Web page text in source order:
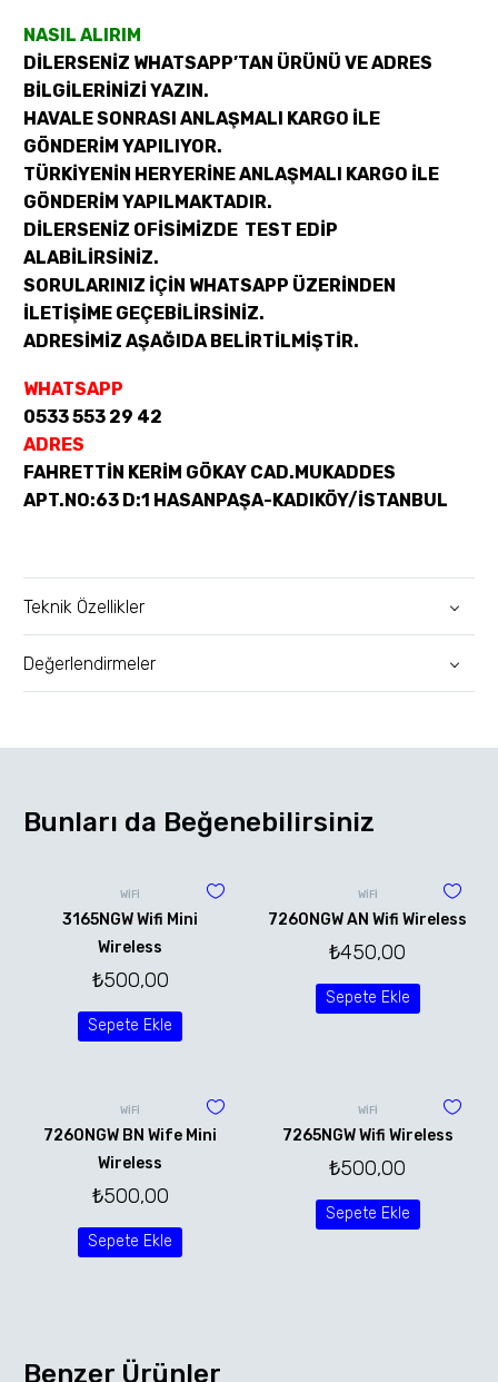
NASIL ALIRIM
DİLERSENİZ WHATSAPP’TAN ÜRÜNÜ VE ADRES
BİLGİLERİNİZİ YAZIN.
HAVALE SONRASI ANLAŞMALI KARGO İLE
GÖNDERİM YAPILIYOR.
TÜRKİYENİN HERYERİNE ANLAŞMALI KARGO İLE
GÖNDERİM YAPILMAKTADIR.
DİLERSENİZ OFİSİMİZDE TEST EDİP
ALABİLİRSİNİZ.
SORULARINIZ İÇİN WHATSAPP ÜZERİNDEN
İLETİŞİME GEÇEBİLİRSİNİZ.
ADRESİMİZ AŞAĞIDA BELİRTİLMİŞTİR.
WHATSAPP
0533 553 29 42
ADRES
FAHRETTİN KERİM GÖKAY CAD.MUKADDES
APT.NO:63 D:1 HASANPAŞA-KADIKÖY/İSTANBUL
Teknik Özellikler
Değerlendirmeler
Bunları da Beğenebilirsiniz
WİFİ
3165NGW Wifi Mini
Wireless
₺500,00
Sepete Ekle
WİFİ
7260NGW AN Wifi Wireless
₺450,00
Sepete Ekle
WİFİ
7260NGW BN Wife Mini
Wireless
₺500,00
Sepete Ekle
WİFİ
7265NGW Wifi Wireless
₺500,00
Sepete Ekle
Benzer Ürünler